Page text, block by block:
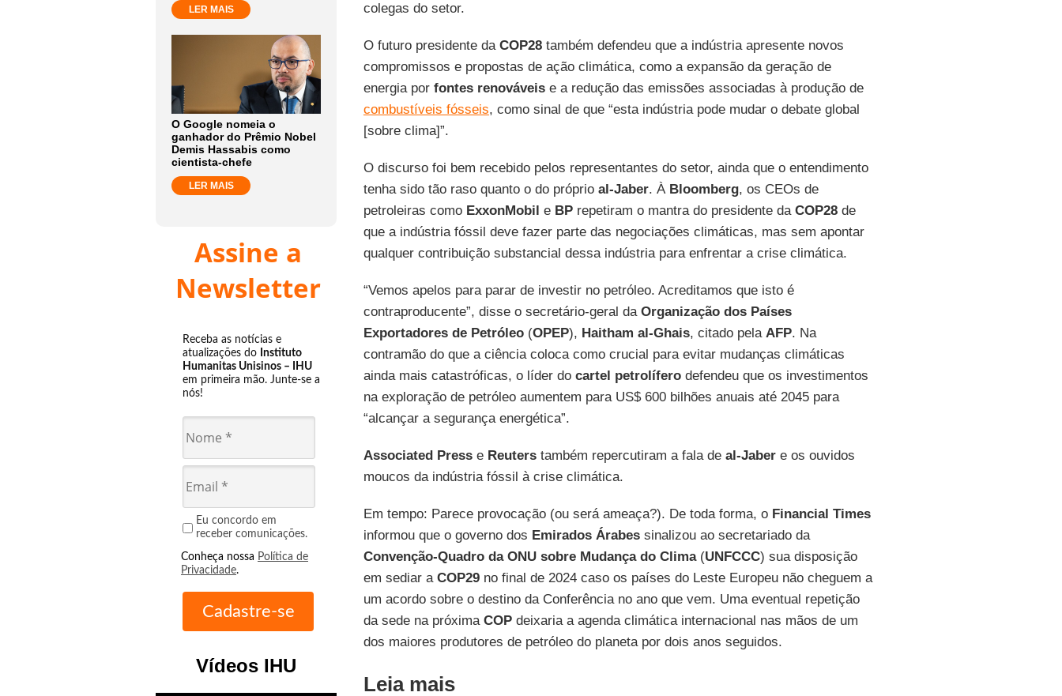
LER MAIS
O Google nomeia o
ganhador do Prêmio Nobel
Demis Hassabis como
cientista-chefe
LER MAIS
Assine a
Newsletter
Receba as notícias e
atualizações do Instituto
Humanitas Unisinos – IHU
em primeira mão. Junte-se a
nós!
Eu concordo em
receber comunicações.
Conheça nossa Política de
Privacidade.
Vídeos IHU
colegas do setor.
O futuro presidente da COP28também defendeu que a indústria apresente novos
compromissos e propostas de ação climática, como a expansão da geração de
energia por fontes renováveise a redução das emissões associadas à produção de
combustíveis fósseis, como sinal de que “esta indústria pode mudar o debate global
[sobre clima]”.
O discurso foi bem recebido pelos representantes do setor, ainda que o entendimento
tenha sido tão raso quanto o do próprio al-Jaber. À Bloomberg, os CEOs de
petroleiras como ExxonMobil e BPrepetiram o mantra do presidente da COP28de
que a indústria fóssil deve fazer parte das negociações climáticas, mas sem apontar
qualquer contribuição substancial dessa indústria para enfrentar a crise climática.
“Vemos apelos para parar de investir no petróleo. Acreditamos que isto é
contraproducente”, disse o secretário-geral da Organização dos Países
Exportadores de Petróleo (OPEP), Haitham al-Ghais, citado pela AFP. Na
contramão do que a ciência coloca como crucial para evitar mudanças climáticas
ainda mais catastróficas, o líder do cartel petrolíferodefendeu que os investimentos
na exploração de petróleo aumentem para US$ 600 bilhões anuais até 2045 para
“alcançar a segurança energética”.
Associated Presse Reuterstambém repercutiram a fala de al-Jabere os ouvidos
moucos da indústria fóssil à crise climática.
Em tempo: Parece provocação (ou será ameaça?). De toda forma, o Financial Times
informou que o governo dos Emirados Árabessinalizou ao secretariado da
Convenção-Quadro da ONU sobre Mudança do Clima(UNFCCC) sua disposição
em sediar a COP29no final de 2024 caso os países do Leste Europeu não cheguem a
um acordo sobre o destino da Conferência no ano que vem. Uma eventual repetição
da sede na próxima COPdeixaria a agenda climática internacional nas mãos de um
dos maiores produtores de petróleo do planeta por dois anos seguidos.
Leia mais